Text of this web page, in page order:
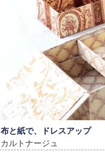
布と紙で、ドレスアップ
カルトナージュ